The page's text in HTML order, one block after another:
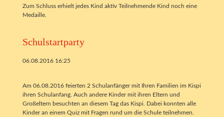
Zum Schluss erhielt jedes Kind aktiv Teilnehmende Kind noch eine
Medaille.
Schulstartparty
06.08.2016 16:25
Am 06.08.2016 feierten 2 Schulanfänger mit Ihren Familien im Kispi
ihren Schulanfang. Auch andere Kinder mit ihren Eltern und
Großeltern besuchten an diesem Tag das Kispi. Dabei konnten alle
Kinder an einem Quiz mit Fragen rund um die Schule teilnehmen.